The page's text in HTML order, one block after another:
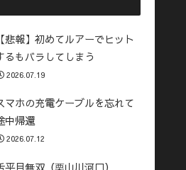
【悲報】初めてルアーでヒット
るもバラしてしまう
2026.07.19
マホの充電ケーブルを忘れて
中帰還
2026.07.12